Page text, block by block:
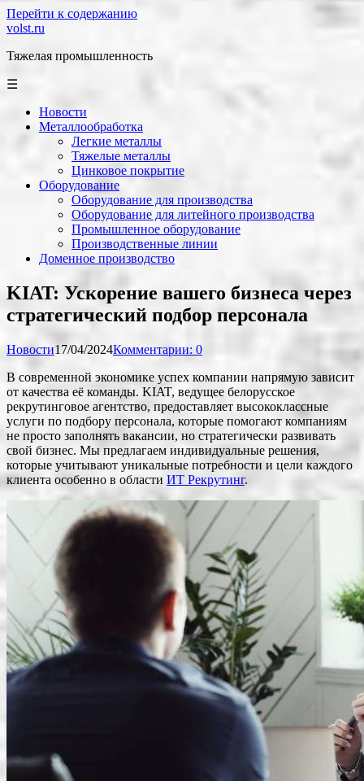
Перейти к содержанию
volst.ru
Тяжелая промышленность
☰
Новости
Металлообработка
Легкие металлы
Тяжелые металлы
Цинковое покрытие
Оборудование
Оборудование для производства
Оборудование для литейного производства
Промышленное оборудование
Производственные линии
Доменное производство
KIAT: Ускорение вашего бизнеса через
стратегический подбор персонала
Новости17/04/2024Комментарии: 0
В современной экономике успех компании напрямую зависит
от качества её команды. KIAT, ведущее белорусское
рекрутинговое агентство, предоставляет высококлассные
услуги по подбору персонала, которые помогают компаниям
не просто заполнять вакансии, но стратегически развивать
свой бизнес. Мы предлагаем индивидуальные решения,
которые учитывают уникальные потребности и цели каждого
клиента особенно в области ИТ Рекрутинг.